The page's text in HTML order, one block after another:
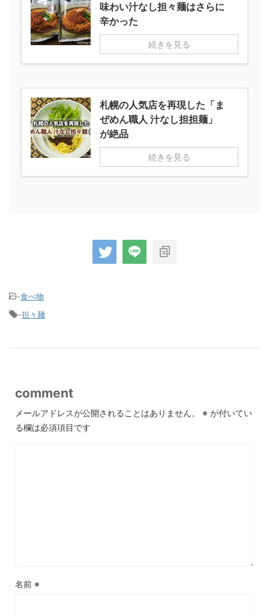
味わい汁なし担々麺はさらに
辛かった
続きを見る
札幌の人気店を再現した「ま
ぜめん職人 汁なし担担麺」
が絶品
続きを見る
-食べ物
-担々麺
comment
メールアドレスが公開されることはありません。 ※ が付いてい
る欄は必須項目です
名前 ※